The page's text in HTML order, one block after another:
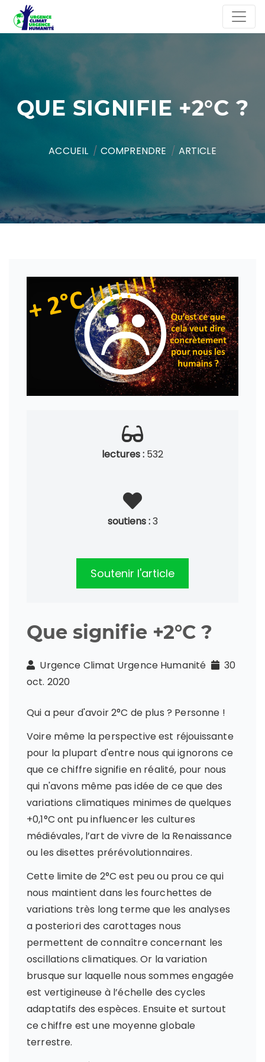
QUE SIGNIFIE +2°C ?
ACCUEIL COMPRENDRE ARTICLE
lectures : 532
soutiens :3
Soutenir l'article
Que signifie +2°C ?
Urgence Climat Urgence Humanité
30
oct. 2020
Qui a peur d'avoir 2°C de plus ? Personne !
Voire même la perspective est réjouissante
pour la plupart d'entre nous qui ignorons ce
que ce chiffre signifie en réalité, pour nous
qui n'avons même pas idée de ce que des
variations climatiques minimes de quelques
+0,1°C ont pu influencer les cultures
médiévales, l’art de vivre de la Renaissance
ou les disettes prérévolutionnaires.
Cette limite de 2°C est peu ou prou ce qui
nous maintient dans les fourchettes de
variations très long terme que les analyses
a posteriori des carottages nous
permettent de connaître concernant les
oscillations climatiques. Or la variation
brusque sur laquelle nous sommes engagée
est vertigineuse à l’échelle des cycles
adaptatifs des espèces. Ensuite et surtout
ce chiffre est une moyenne globale
terrestre.